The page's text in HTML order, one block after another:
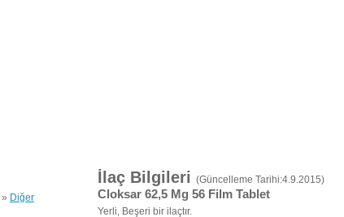
» Diğer
İlaç Bilgileri (Güncelleme Tarihi:4.9.2015)
Cloksar 62,5 Mg 56 Film Tablet
Yerli, Beşeri bir ilaçtır.